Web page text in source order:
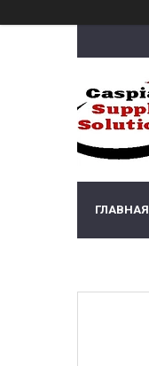
ГЛАВНАЯ